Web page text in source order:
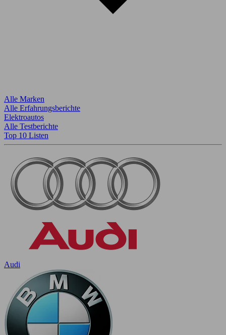
Alle Marken
Alle Erfahrungsberichte
Elektroautos
Alle Testberichte
Top 10 Listen
Audi